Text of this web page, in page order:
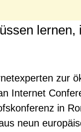
lernen,
zur
Internet
in
neun